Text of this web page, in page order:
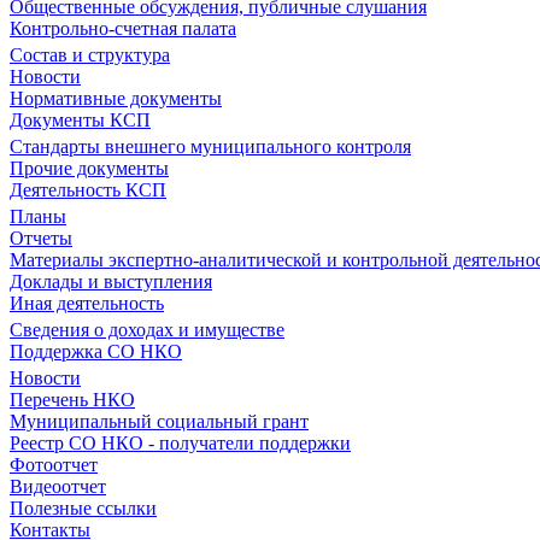
Общественные обсуждения, публичные слушания
Контрольно-счетная палата
Состав и структура
Новости
Нормативные документы
Документы КСП
Стандарты внешнего муниципального контроля
Прочие документы
Деятельность КСП
Планы
Отчеты
Материалы экспертно-аналитической и контрольной
Доклады и выступления
Иная деятельность
Сведения о доходах и имуществе
Поддержка СО НКО
Новости
Перечень НКО
Муниципальный социальный грант
Реестр СО НКО - получатели поддержки
Фотоотчет
Видеоотчет
Полезные ссылки
Контакты